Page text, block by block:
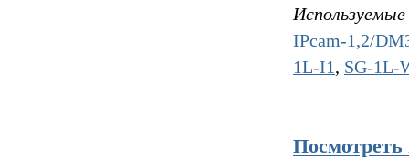
IPcam-1,2/
1L-I1, SG-1L-